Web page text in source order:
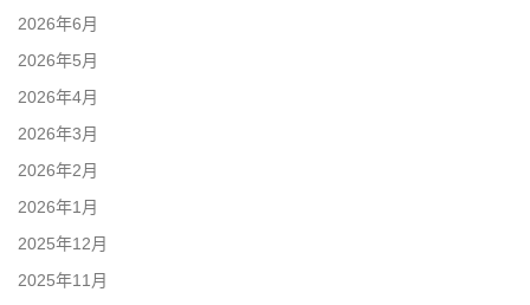
2026年6月
2026年5月
2026年4月
2026年3月
2026年2月
2026年1月
2025年12月
2025年11月